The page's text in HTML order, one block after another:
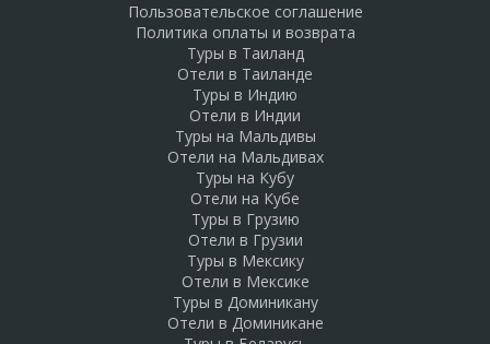
Пользовательское соглашение
Политика оплаты и возврата
Туры в Таиланд
Отели в Таиланде
Туры в Индию
Отели в Индии
Туры на Мальдивы
Отели на Мальдивах
Туры на Кубу
Отели на Кубе
Туры в Грузию
Отели в Грузии
Туры в Мексику
Отели в Мексике
Туры в Доминикану
Отели в Доминикане